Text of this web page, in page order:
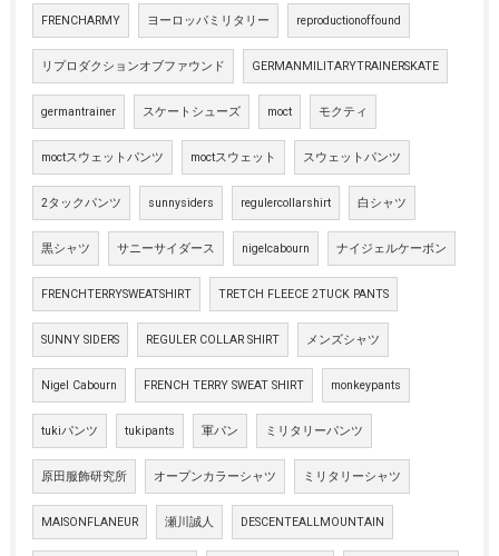
FRENCHARMY ヨーロッパミリタリー reproductionoffound
リプロダクションオブファウンド GERMANMILITARYTRAINERSKATE
germantrainer スケートシューズ moct モクティ
moctスウェットパンツ moctスウェット スウェットパンツ
2タックパンツ sunnysiders regulercollarshirt 白シャツ
黒シャツ サニーサイダース nigelcabourn ナイジェルケーボン
FRENCHTERRYSWEATSHIRT TRETCH FLEECE 2TUCK PANTS
SUNNY SIDERS REGULER COLLAR SHIRT メンズシャツ
Nigel Cabourn FRENCH TERRY SWEAT SHIRT monkeypants
tukiパンツ tukipants 軍パン ミリタリーパンツ
原田服飾研究所 オープンカラーシャツ ミリタリーシャツ
MAISONFLANEUR 瀬川誠人 DESCENTEALLMOUNTAIN